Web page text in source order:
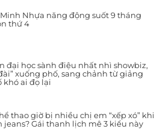
Nhựa năng động suốt 9 tháng
thứ 4
đại học sành điệu nhất nhì showbiz,
xuống phố, sang chảnh từ giảng
khó ai đọ lại
thao giờ bị nhiều chị em “xếp xó” khi
jeans? Gái thanh lịch mê 3 kiểu này